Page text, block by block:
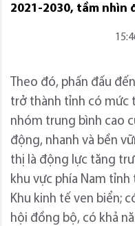
2021-2030, tầm nhìn
Theo đó, phấn đấu
trở thành tỉnh có mức
nhóm trung bình cao
động, nhanh và bền
thị là động lực tăng
khu vực phía Nam
Khu kinh tế ven biển;
hội đồng bộ, có khả